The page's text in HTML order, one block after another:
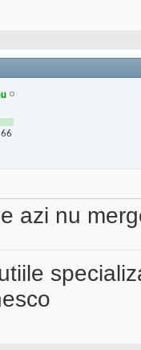
66
azi nu